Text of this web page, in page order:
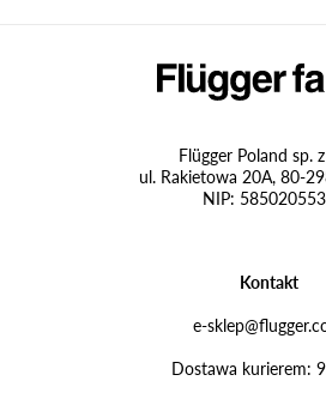
Flügger Poland sp.
ul. Rakietowa 20A, 80-
NIP:
Kontakt
e-
Dostawa kurierem: